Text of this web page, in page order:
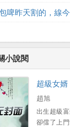
啤昨天割的，線
小說閱
超級女婿
趙旭
出生超級
卻儅了上